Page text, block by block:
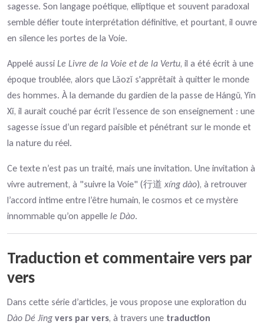
sagesse. Son langage poétique, elliptique et souvent paradoxal
semble défier toute interprétation définitive, et pourtant, il ouvre
en silence les portes de la Voie.
Appelé aussi Le Livre de la Voie et de la Vertu, il a été écrit à une
époque troublée, alors que Lǎozǐ s'apprêtait à quitter le monde
des hommes. À la demande du gardien de la passe de Hángǔ, Yǐn
Xǐ, il aurait couché par écrit l’essence de son enseignement : une
sagesse issue d’un regard paisible et pénétrant sur le monde et
la nature du réel.
Ce texte n’est pas un traité, mais une invitation. Une invitation à
vivre autrement, à "suivre la Voie" (行道 xíng dào), à retrouver
l’accord intime entre l’être humain, le cosmos et ce mystère
innommable qu’on appelle le Dào.
Traduction et commentaire vers par
vers
Dans cette série d’articles, je vous propose une exploration du
Dào Dé Jīng vers par vers, à travers une traduction